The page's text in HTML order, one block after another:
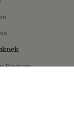
×
Program